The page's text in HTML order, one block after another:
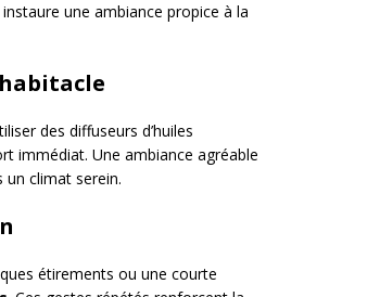
une ambiance propice à la
des diffuseurs d’huiles
immédiat. Une ambiance agréable
un climat serein.
étirements ou une courte